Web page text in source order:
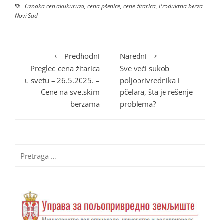
Oznakacen akukuruza, cena pšenice, cene žitarica, Produktna berza
Novi Sad
Predhodni
Pregled cena žitarica
u svetu – 26.5.2025. –
Cene na svetskim
berzama
Naredni
Sve veći sukob
poljoprivrednika i
pčelara, šta je rešenje
problema?
za: